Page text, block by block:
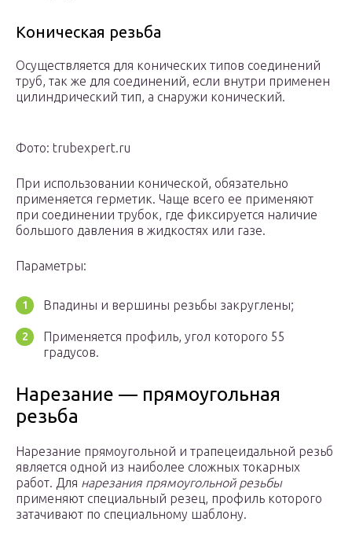
Коническая резьба
Осуществляется для конических типов соединений
труб, так же для соединений, если внутри применен
цилиндрический тип, а снаружи конический.
Фото: trubexpert.ru
При использовании конической, обязательно
применяется герметик. Чаще всего ее применяют
при соединении трубок, где фиксируется наличие
большого давления в жидкостях или газе.
Параметры:
Впадины и вершины резьбы закруглены;
Применяется профиль, угол которого 55
градусов.
Нарезание — прямоугольная
резьба
Нарезание прямоугольной и трапецеидальной резьб
является одной из наиболее сложных токарных
работ. Для нарезания прямоугольной резьбы
применяют специальный резец, профиль которого
затачивают по специальному шаблону.